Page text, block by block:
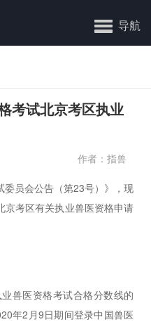
导航
考试北京考区执业
作者：指兽
委员会公告（第23号）》，现
京考区有关执业兽医资格申请
兽医资格考试合格分数线的
年2 月9日期间登录中国兽医